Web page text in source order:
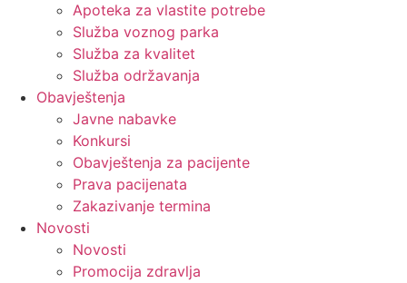
Apoteka za vlastite potrebe
Služba voznog parka
Služba za kvalitet
Služba održavanja
Obavještenja
Javne nabavke
Konkursi
Obavještenja za pacijente
Prava pacijenata
Zakazivanje termina
Novosti
Novosti
Promocija zdravlja